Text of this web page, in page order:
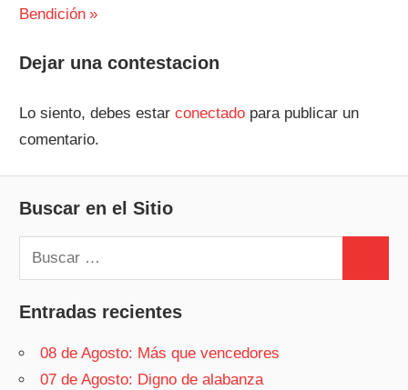
entrada:
Bendición
Dejar una contestacion
Lo siento, debes estarconectado para publicar un
comentario.
Buscar en el Sitio
Buscar:
Entradas recientes
08 de Agosto: Más que vencedores
07 de Agosto: Digno de alabanza